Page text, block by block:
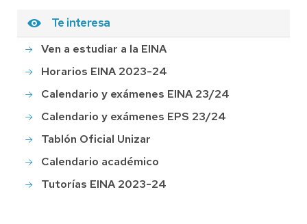
Te interesa
Ven a estudiar a la EINA
Horarios EINA 2023-24
Calendario y exámenes EINA 23/24
Calendario y exámenes EPS 23/24
Tablón Oficial Unizar
Calendario académico
Tutorías EINA 2023-24